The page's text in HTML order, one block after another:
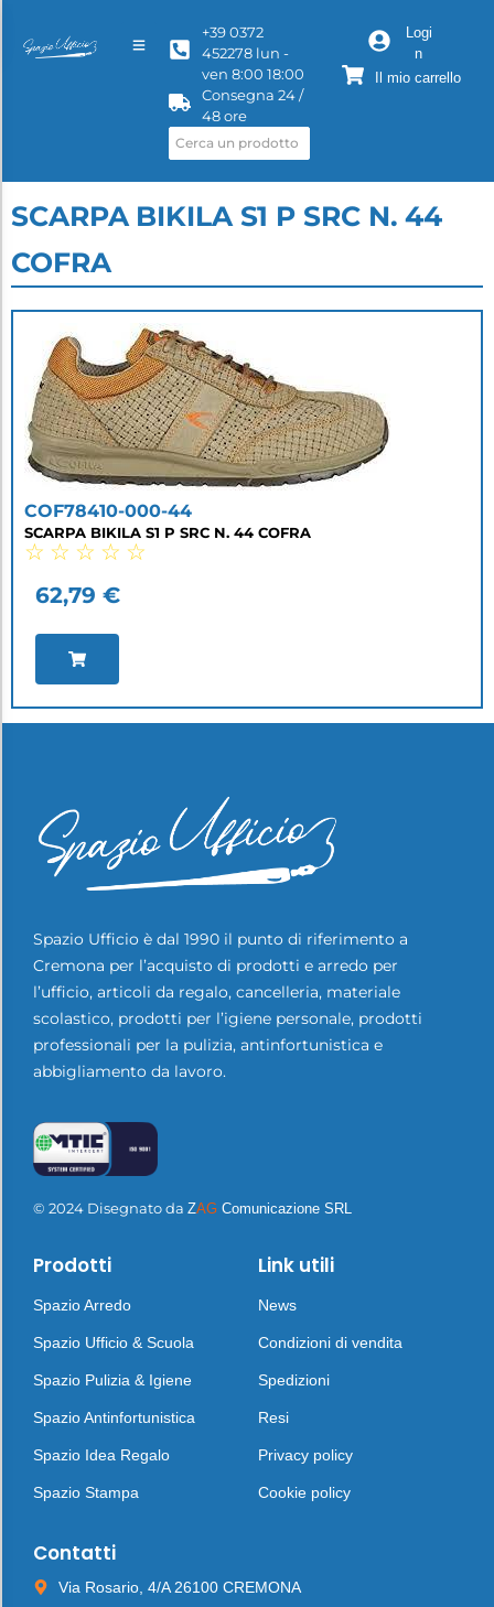
+39 0372
452278 lun -
ven 8:00 18:00
Consegna 24 /
48 ore
Logi
n
Il mio carrello
SCARPA BIKILA S1 P SRC N. 44
COFRA
COF78410-000-44
SCARPA BIKILA S1 P SRC N. 44 COFRA
☆ ☆ ☆ ☆ ☆
62,79 €
Spazio Ufficio è dal 1990 il punto di riferimento a
Cremona per l’acquisto di prodotti e arredo per
l’ufficio, articoli da regalo, cancelleria, materiale
scolastico, prodotti per l’igiene personale, prodotti
professionali per la pulizia, antinfortunistica e
abbigliamento da lavoro.
© 2024 Disegnato da ZAG Comunicazione SRL
Prodotti
Spazio Arredo
Spazio Ufficio & Scuola
Spazio Pulizia & Igiene
Spazio Antinfortunistica
Spazio Idea Regalo
Spazio Stampa
Link utili
News
Condizioni di vendita
Spedizioni
Resi
Privacy policy
Cookie policy
Contatti
Via Rosario, 4/A 26100 CREMONA